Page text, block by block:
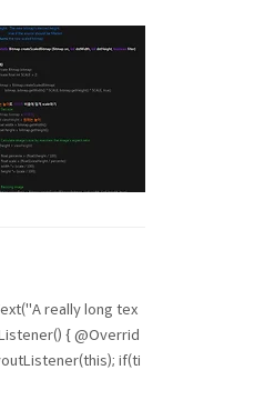
really long tex
{ @Overrid
if(ti